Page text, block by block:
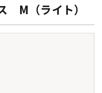
M（ライト）